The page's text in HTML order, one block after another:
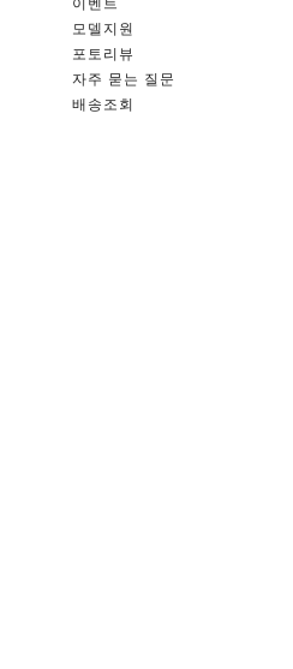
모델지원
포토리뷰
자주 묻는 질문
배송조회